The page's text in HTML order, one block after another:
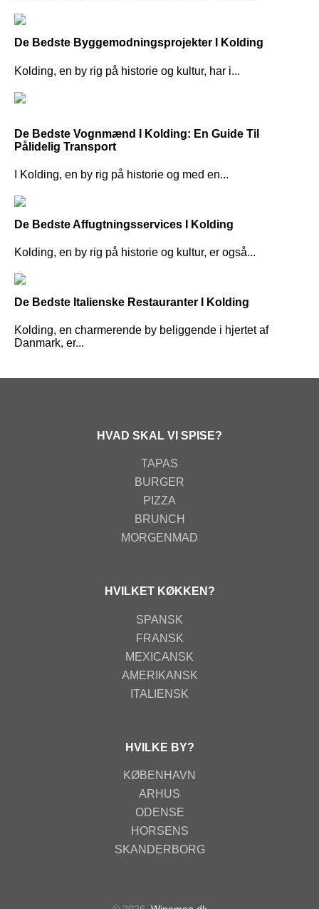
De Bedste Byggemodningsprojekter I Kolding
Kolding, en by rig på historie og kultur, har i...
De Bedste Vognmænd I Kolding: En Guide Til
Pålidelig Transport
I Kolding, en by rig på historie og med en...
De Bedste Affugtningsservices I Kolding
Kolding, en by rig på historie og kultur, er også...
De Bedste Italienske Restauranter I Kolding
Kolding, en charmerende by beliggende i hjertet af
Danmark, er...
HVAD SKAL VI SPISE?
TAPAS
BURGER
PIZZA
BRUNCH
MORGENMAD
HVILKET KØKKEN?
SPANSK
FRANSK
MEXICANSK
AMERIKANSK
ITALIENSK
HVILKE BY?
KØBENHAVN
ARHUS
ODENSE
HORSENS
SKANDERBORG